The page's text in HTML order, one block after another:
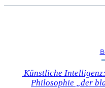
Künstliche
Philosophie „der